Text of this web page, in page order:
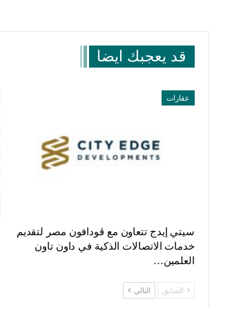
قد يعجبك ايضا
عقارات
سيتي إيدج تتعاون مع ڤودافون مصر لتقديم
خدمات الاتصالات الذكية في داون تاون
العلمين…
السابق التالي